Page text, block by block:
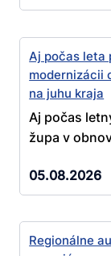
Aj počas leta
modernizácii
na juhu kraja
Aj počas
župa v
05.08.2026
Regionálne